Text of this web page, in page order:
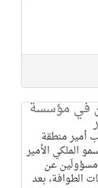
في مؤسسة
أمير منطقة
الملكي الأمير
مسؤولَين عن
الطوافة، بعد